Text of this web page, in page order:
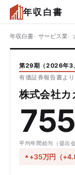
年収白書
年収白書 サービス業
第29期（2026年3
有価証券報告書よ
株式会社
755
平均年間給与（提出
+35万円（